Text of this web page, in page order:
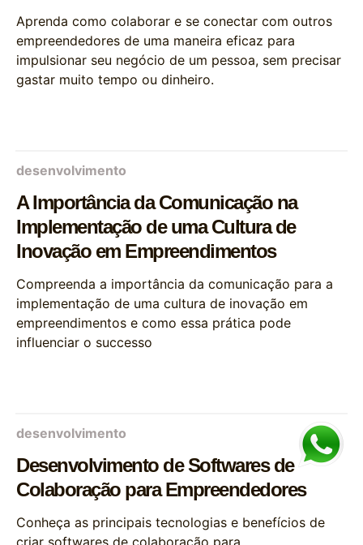
Aprenda como colaborar e se conectar com outros
empreendedores de uma maneira eficaz para
impulsionar seu negócio de um pessoa, sem precisar
gastar muito tempo ou dinheiro.
desenvolvimento
A Importância da Comunicação na
Implementação de uma Cultura de
Inovação em Empreendimentos
Compreenda a importância da comunicação para a
implementação de uma cultura de inovação em
empreendimentos e como essa prática pode
influenciar o successo
desenvolvimento
Desenvolvimento de Softwares de
Colaboração para Empreendedores
Conheça as principais tecnologias e benefícios de
criar softwares de colaboração para